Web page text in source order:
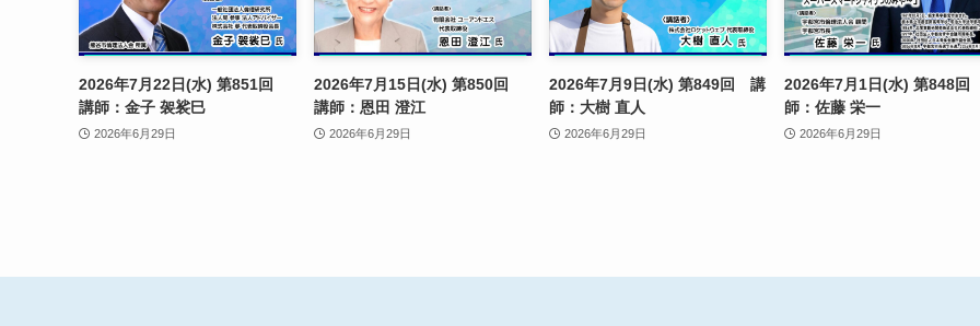
2026年7月22日(水) 第851回
講師：金子 袈裟巳
2026年6月29日
2026年7月15日(水) 第850回
講師：恩田 澄江
2026年6月29日
2026年7月9日(水) 第849回 講
師：大樹 直人
2026年6月29日
2026年7月1日(水) 第848
師：佐藤 栄一
2026年6月29日